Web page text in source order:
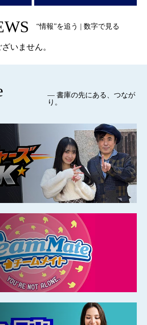
“情報”を追う | 数字で見る
いません。
— 書庫の先にある、つなが
り。